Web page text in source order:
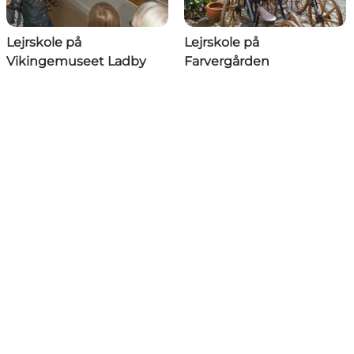
Lejrskole på
Vikingemuseet Ladby
Lejrskole på
Farvergården